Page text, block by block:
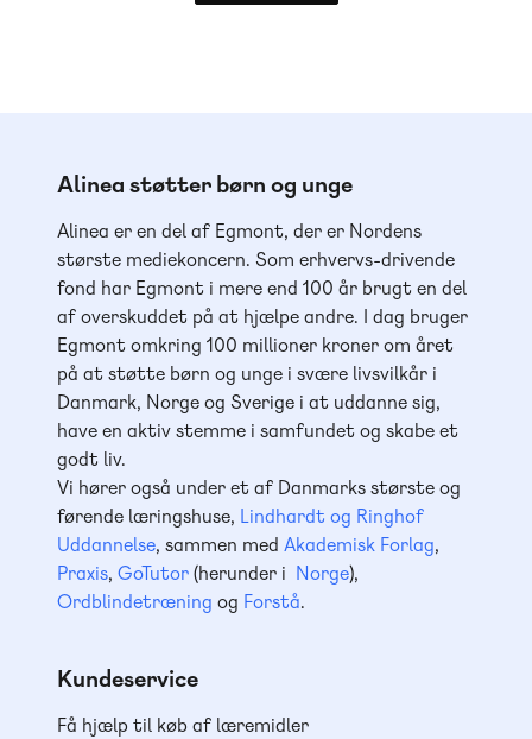
Alinea støtter børn og unge
Alinea er en del af Egmont, der er Nordens
største mediekoncern. Som erhvervs-drivende
fond har Egmont i mere end 100 år brugt en del
af overskuddet på at hjælpe andre. I dag bruger
Egmont omkring 100 millioner kroner om året
på at støtte børn og unge i svære livsvilkår i
Danmark, Norge og Sverige i at uddanne sig,
have en aktiv stemme i samfundet og skabe et
godt liv.
Vi hører også under et af Danmarks største og
førende læringshuse, Lindhardt og Ringhof
Uddannelse, sammen med Akademisk Forlag,
Praxis, GoTutor(herunder i Norge),
Ordblindetræning og Forstå.
Kundeservice
Få hjælp til køb af læremidler